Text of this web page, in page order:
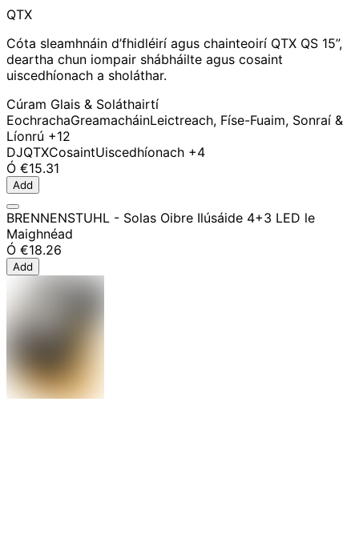
QTX
Cóta sleamhnáin d’fhidléirí agus chainteoirí QTX QS 15”,
deartha chun iompair shábháilte agus cosaint
uiscedhíonach a sholáthar.
Cúram Glais & Soláthairtí
EochrachaGreamacháinLeictreach, Físe-Fuaim, Sonraí &
Líonrú +12
DJQTXCosaintUiscedhíonach +4
Ó €15.31
Add
BRENNENSTUHL - Solas Oibre Ilúsáide 4+3 LED le
Maighnéad
Ó €18.26
Add